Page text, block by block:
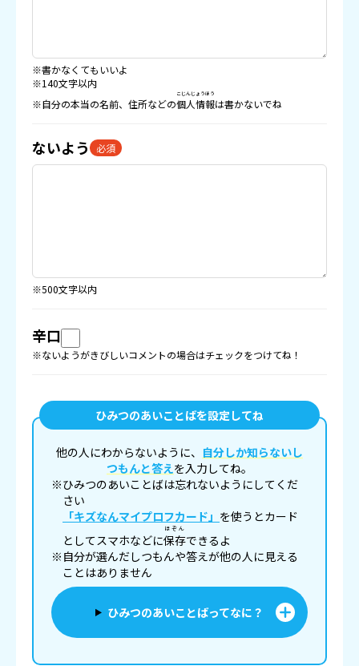
※書かなくてもいいよ
※140文字以内
※自分の本当の名前、住所などの個人情報
こじんじょうほう
は書かないでね
ないよう 必須
※500文字以内
辛口
※ないようがきびしいコメントの場合はチェックをつけてね！
ひみつのあいことばを設定してね
他の人にわからないように、 自分しか知らないし
つもんと答えを入力してね。
※ひみつのあいことばは忘れないようにしてくだ
さい
「キズなんマイプロフカード」 を使うとカード
としてスマホなどに保存
ほぞん
できるよ
※自分が選んだしつもんや答えが他の人に見える
ことはありません
ひみつのあいことばってなに？